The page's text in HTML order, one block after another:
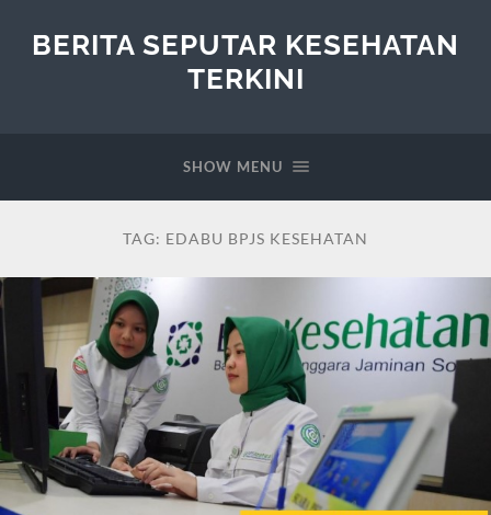
BERITA SEPUTAR KESEHATAN
TERKINI
SHOW MENU
TAG: EDABU BPJS KESEHATAN